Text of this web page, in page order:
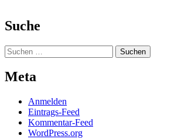
Suche
Suchen
nach:
Meta
Anmelden
Eintrags-Feed
Kommentar-Feed
WordPress.org